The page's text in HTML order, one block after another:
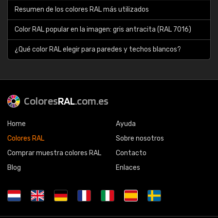
Resumen de los colores RAL más utilizados
Color RAL popular en la imagen: gris antracita (RAL 7016)
¿Qué color RAL elegir para paredes y techos blancos?
ColoresRAL.com.es
Home
Colores RAL
Comprar muestra colores RAL
Blog
Ayuda
Sobre nosotros
Contacto
Enlaces